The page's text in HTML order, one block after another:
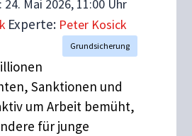
24. Mai 2026, 11:00 Uhr
Experte: Peter Kosick
Grundsicherung
Sanktionen und
um Arbeit bemüht,
für junge